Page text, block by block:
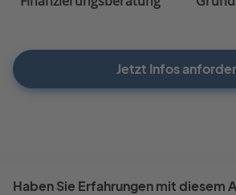
Jetzt Infos
Haben Sie Erfahrungen mit diesem